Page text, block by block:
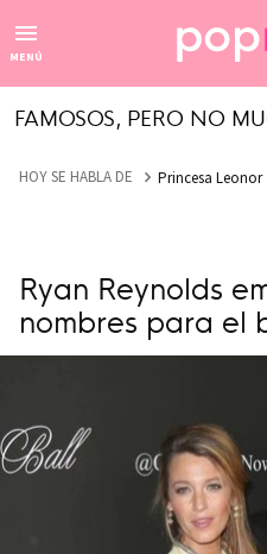
MENÚ
FAMOSOS, PERO NO
HOY SE HABLA DE Princesa Leonor
Ryan Reynolds
nombres para el